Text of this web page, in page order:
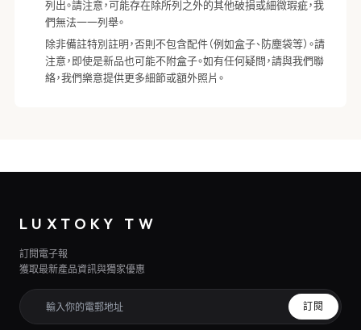
列出。請注意，可能存在除所列之外的其他破損或細微瑕疵，我
們無法一一列舉。
除非備註特別註明，否則不包含配件（例如盒子、防塵袋等）。請
注意，即使是新品也可能不附盒子。如有任何疑問，請與我們聯
絡，我們樂意提供更多細節或額外照片。
LUXTOKY TW
訂閱電子報
獲取最新產品資訊與獨家優惠
訂閱